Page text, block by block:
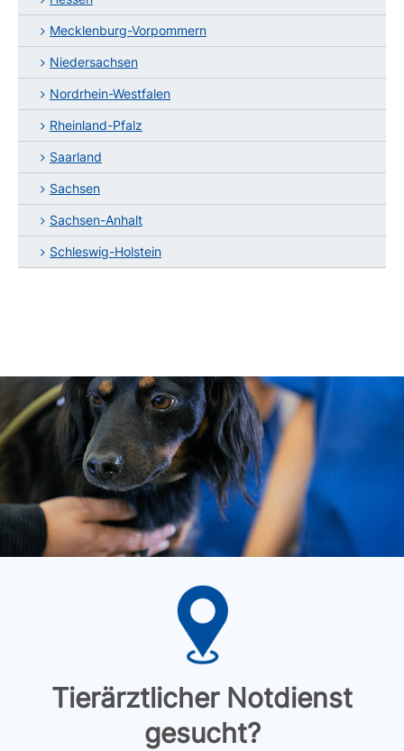
Mecklenburg-Vorpommern
Niedersachsen
Nordrhein-Westfalen
Rheinland-Pfalz
Saarland
Sachsen
Sachsen-Anhalt
Schleswig-Holstein
Tierärztlicher Notdienst
gesucht?